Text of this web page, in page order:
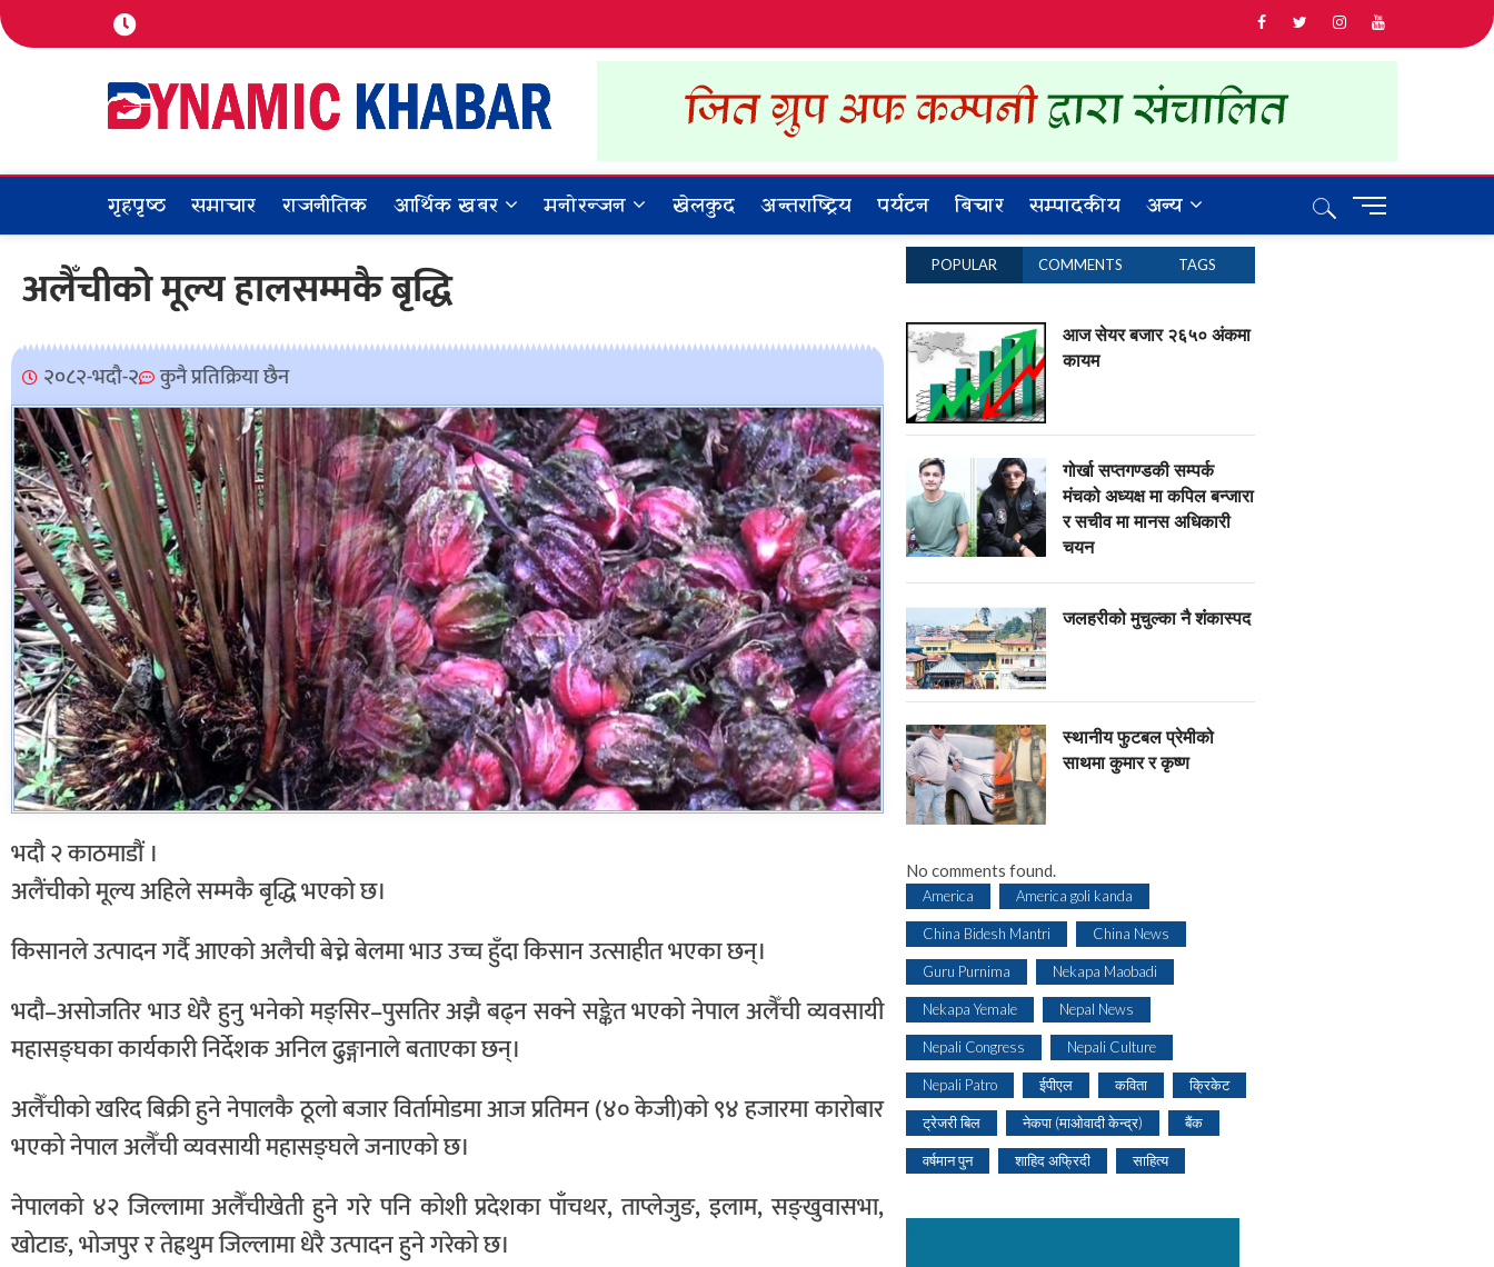
Dynamic Khabar
ALL NEWS IN NEPAL
गृहपृष्ठ समाचार राजनीतिक आर्थिक खबर मनोरन्जन खेलकुद अन्तराष्ट्रिय पर्यटन बिचार सम्पादकीय अन्य
M
अलैँचीको मूल्य हालसम्मकै बृद्धि
२०८२-भदौ-२ कुनै प्रतिक्रिया छैन
भदौ २ काठमाडौं ।
अलैंचीको मूल्य अहिले सम्मकै बृद्धि भएको छ।
किसानले उत्पादन गर्दै आएको अलैची बेच्ने बेलमा भाउ उच्च हुँदा किसान उत्साहीत भएका छन्।
भदौ–असोजतिर भाउ धेरै हुनु भनेको मङ्सिर–पुसतिर अझै बढ्न सक्ने सङ्केत भएको नेपाल अलैँची व्यवसायी
महासङ्घका कार्यकारी निर्देशक अनिल ढुङ्गानाले बताएका छन्।
अलैँचीको खरिद बिक्री हुने नेपालकै ठूलो बजार विर्तामोडमा आज प्रतिमन (४० केजी)को ९४ हजारमा कारोबार
भएको नेपाल अलैँची व्यवसायी महासङ्घले जनाएको छ।
नेपालको ४२ जिल्लामा अलैँचीखेती हुने गरे पनि कोशी प्रदेशका पाँचथर, ताप्लेजुङ, इलाम, सङ्खुवासभा,
खोटाङ, भोजपुर र तेह्रथुम जिल्लामा धेरै उत्पादन हुने गरेको छ।
POPULAR COMMENTS TAGS
आज सेयर बजार २६५० अंकमा
कायम
गोर्खा सप्तगण्डकी सम्पर्क
मंचको अध्यक्ष मा कपिल बन्जारा
र सचीव मा मानस अधिकारी
चयन
जलहरीको मुचुल्का नै शंंकास्पद
स्थानीय फुटबल प्रेमीको
साथमा कुमार र कृष्ण
No comments found.
America America goli kanda
China Bidesh Mantri China News
Guru Purnima Nekapa Maobadi
Nekapa Yemale Nepal News
Nepali Congress Nepali Culture
Nepali Patro ईपीएल कविता क्रिकेट
ट्रेजरी बिल नेकपा (माओवादी केन्द्र) बैंक
वर्षमान पुन शाहिद अफ्रिदी साहित्य